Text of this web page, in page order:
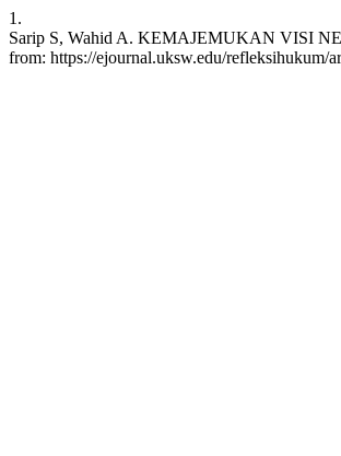
1.
Sarip S, Wahid A. KEMAJEMUKAN VISI
from: https://ejournal.uksw.edu/refleksihukum/